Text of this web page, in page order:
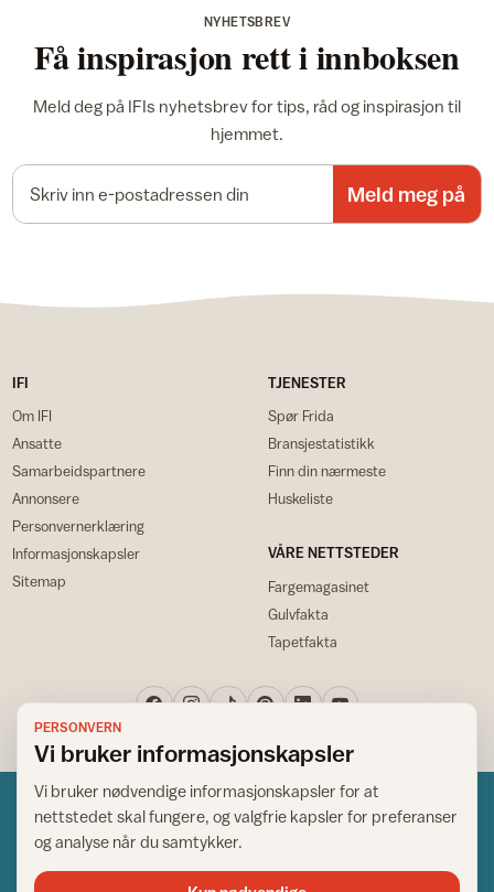
NYHETSBREV
Få inspirasjon rett i innboksen
Meld deg på IFIs nyhetsbrev for tips, råd og inspirasjon til
hjemmet.
Meld meg på
IFI
Om IFI
Ansatte
Samarbeidspartnere
Annonsere
Personvernerklæring
Informasjonskapsler
Sitemap
TJENESTER
Spør Frida
Bransjestatistikk
Finn din nærmeste
Huskeliste
VÅRE NETTSTEDER
Fargemagasinet
Gulvfakta
Tapetfakta
PERSONVERN
Vi bruker informasjonskapsler
Vi bruker nødvendige informasjonskapsler for at
nettstedet skal fungere, og valgfrie kapsler for preferanser
og analyse når du samtykker.